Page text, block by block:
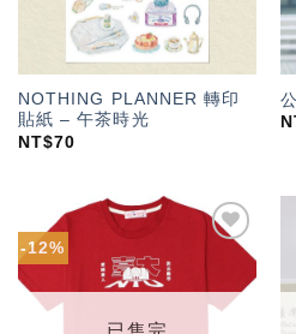
NOTHING PLANNER 轉印
貼紙 – 午茶時光
NT$70
-12%
望輕
單」